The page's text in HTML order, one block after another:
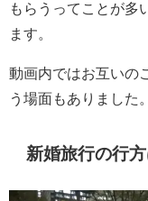
もらうってことが多
ます。
動画内ではお互いの
う場面もありました。
新婚旅行の行